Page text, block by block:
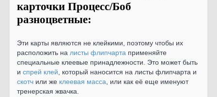
карточки Процесс/Боб
разноцветные:
Эти карты являются не клейкими, поэтому чтобы их
расположить на листы флипчарта применяйте
специальные клеевые принадлежности. Это может быть
и спрей клей , который наносится на листы флипчарта и
скотч или же клеевая масса , или как её еще именуют
тренерская жвачка.